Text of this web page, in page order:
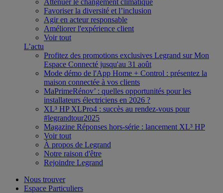
Atténuer le changement climatique
Favoriser la diversité et l’inclusion
Agir en acteur responsable
Améliorer l'expérience client
Voir tout
L’actu
Profitez des promotions exclusives Legrand sur Mon
Espace Connecté jusqu'au 31 août
Mode démo de l'App Home + Control : présentez la
maison connectée à vos clients
MaPrimeRénov’ : quelles opportunités pour les
installateurs électriciens en 2026 ?
XL³ HP XLPro4 : succès au rendez-vous pour
#legrandtour2025
Magazine Réponses hors-série : lancement XL³ HP
Voir tout
À propos de Legrand
Notre raison d'être
Rejoindre Legrand
Nous trouver
Espace Particuliers